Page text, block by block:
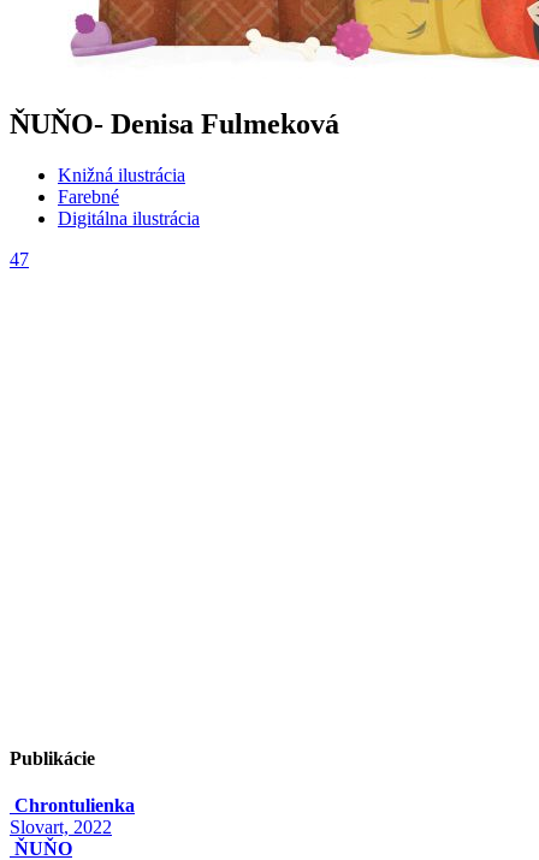
ŇUŇO- Denisa Fulmeková
Knižná ilustrácia
Farebné
Digitálna ilustrácia
47
Publikácie
Chrontulienka
Slovart, 2022
ŇUŇO